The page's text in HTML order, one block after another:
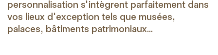
personnalisation s'intègrent parfaitement dans
vos lieux d'exception tels que musées,
palaces, bâtiments patrimoniaux...